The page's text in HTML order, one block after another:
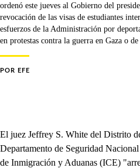
ordenó este jueves al Gobierno del
revocación de las visas de estudiantes
esfuerzos de la Administración por
en protestas contra la guerra en Gaza o
POR EFE
El juez Jeffrey S. White del Distrito
Departamento de Seguridad
de Inmigración y Aduanas (ICE)